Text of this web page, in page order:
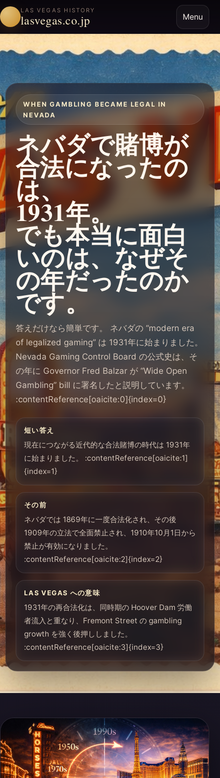
LAS VEGAS HISTORY
lasvegas.co.jp Menu
WHEN GAMBLING BECAME LEGAL IN
NEVADA
ネバダで賭博が
合法になったの
は、
1931年。
でも本当に面白
いのは、なぜそ
の年だったのか
です。
答えだけなら簡単です。 ネバダの “modern era
of legalized gaming” は 1931年に始まりました。
Nevada Gaming Control Board の公式史は、そ
の年に Governor Fred Balzar が “Wide Open
Gambling” bill に署名したと説明しています。
:contentReference[oaicite:0]{index=0}
短い答え
現在につながる近代的な合法賭博の時代は 1931年
に始まりました。 :contentReference[oaicite:1]
{index=1}
その前
ネバダでは 1869年に一度合法化され、その後
1909年の立法で全面禁止され、1910年10月1日から
禁止が有効になりました。
:contentReference[oaicite:2]{index=2}
LAS VEGAS への意味
1931年の再合法化は、同時期の Hoover Dam 労働
者流入と重なり、Fremont Street の gambling
growth を強く後押ししました。
:contentReference[oaicite:3]{index=3}